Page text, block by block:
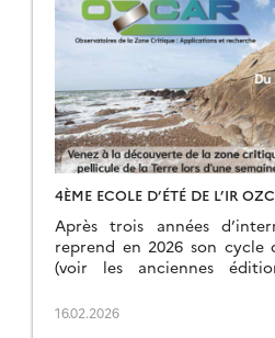
4ÈME ECOLE D’ÉTÉ DE L’IR
Après trois années
reprend en 2026 son cycle
(voir les anciennes
midi) au samedi 04 juillet
16.02.2026